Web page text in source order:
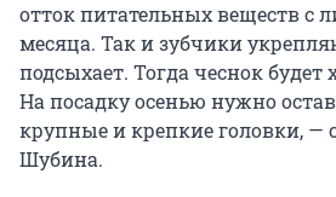
отток питательных веществ с
месяца. Так и зубчики
подсыхает. Тогда чеснок будет
На посадку осенью нужно
крупные и крепкие головки, —
Шубина.